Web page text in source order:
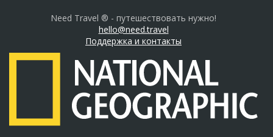
Need Travel ® - путешествовать нужно!
hello@need.travel
Поддержка и контакты